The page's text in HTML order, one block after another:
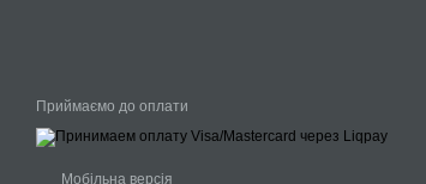
Приймаємо до оплати
Мобільна версія